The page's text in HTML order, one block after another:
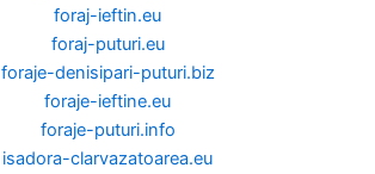
foraj-ieftin.eu
foraj-puturi.eu
foraje-denisipari-puturi.biz
foraje-ieftine.eu
foraje-puturi.info
isadora-clarvazatoarea.eu